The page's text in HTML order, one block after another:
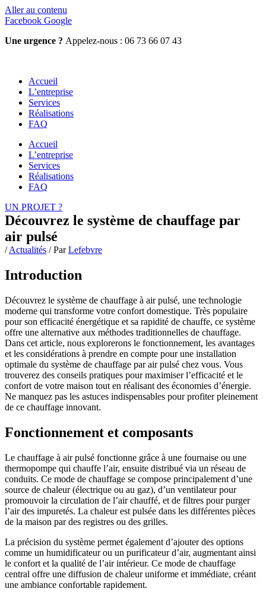
Aller au contenu
Facebook Google
Une urgence ? Appelez-nous : 06 73 66 07 43
Accueil
L’entreprise
Services
Réalisations
FAQ
Accueil
L’entreprise
Services
Réalisations
FAQ
UN PROJET ?
Découvrez le système de chauffage par
air pulsé
/Actualités / ParLefebvre
Introduction
Découvrez le système de chauffage à air pulsé, une technologie
moderne qui transforme votre confort domestique. Très populaire
pour son efficacité énergétique et sa rapidité de chauffe, ce système
offre une alternative aux méthodes traditionnelles de chauffage.
Dans cet article, nous explorerons le fonctionnement, les avantages
et les considérations à prendre en compte pour une installation
optimale du système de chauffage par air pulsé chez vous. Vous
trouverez des conseils pratiques pour maximiser l’efficacité et le
confort de votre maison tout en réalisant des économies d’énergie.
Ne manquez pas les astuces indispensables pour profiter pleinement
de ce chauffage innovant.
Fonctionnement et composants
Le chauffage à air pulsé fonctionne grâce à une fournaise ou une
thermopompe qui chauffe l’air, ensuite distribué via un réseau de
conduits. Ce mode de chauffage se compose principalement d’une
source de chaleur (électrique ou au gaz), d’un ventilateur pour
promouvoir la circulation de l’air chauffé, et de filtres pour purger
l’air des impuretés. La chaleur est pulsée dans les différentes pièces
de la maison par des registres ou des grilles.
La précision du système permet également d’ajouter des options
comme un humidificateur ou un purificateur d’air, augmentant ainsi
le confort et la qualité de l’air intérieur. Ce mode de chauffage
central offre une diffusion de chaleur uniforme et immédiate, créant
une ambiance confortable rapidement.